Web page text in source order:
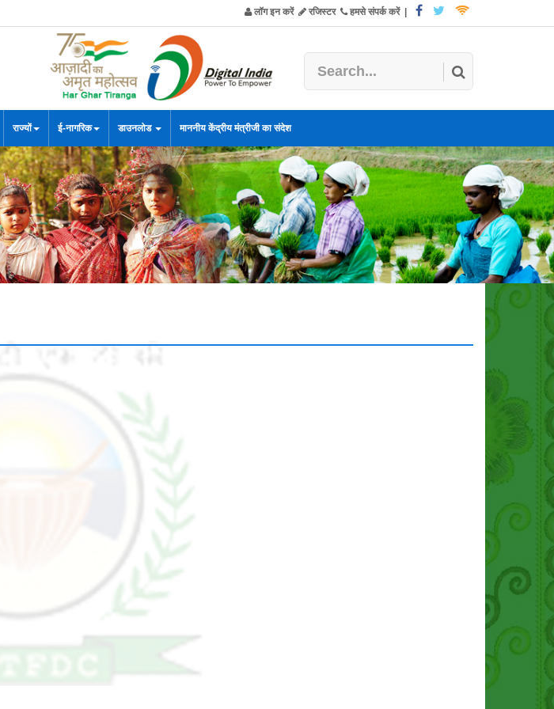
लॉग इन करें रजिस्टर हमसे संपर्क करें|
राज्यों ई-नागरिक डाउनलोड माननीय केंद्रीय मंत्रीजी का संदेश